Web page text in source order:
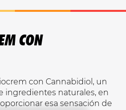
CON
con Cannabidiol, un
ingredientes naturales, en
esa sensación de